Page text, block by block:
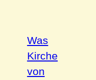
Was
Kirche
von